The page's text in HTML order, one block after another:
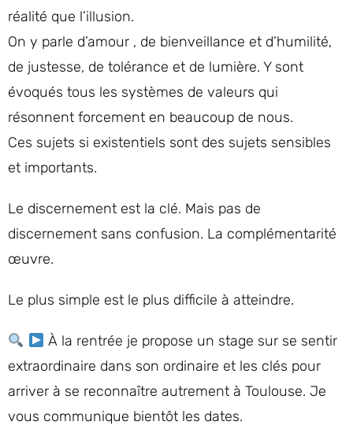
réalité que l’illusion.
On y parle d’amour , de bienveillance et d’humilité,
de justesse, de tolérance et de lumière. Y sont
évoqués tous les systèmes de valeurs qui
résonnent forcement en beaucoup de nous.
Ces sujets si existentiels sont des sujets sensibles
et importants.
Le discernement est la clé. Mais pas de
discernement sans confusion. La complémentarité
œuvre.
Le plus simple est le plus difficile à atteindre.
À la rentrée je propose un stage sur se sentir
extraordinaire dans son ordinaire et les clés pour
arriver à se reconnaître autrement à Toulouse. Je
vous communique bientôt les dates.